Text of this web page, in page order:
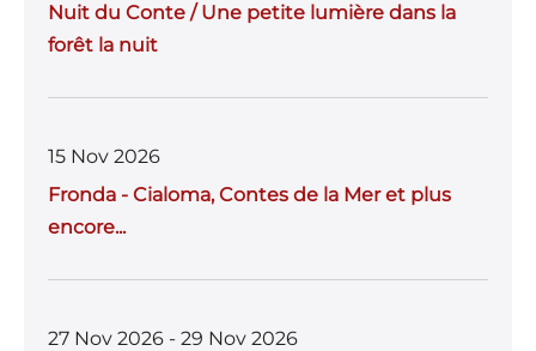
Nuit du Conte / Une petite lumière dans la
forêt la nuit
15 Nov 2026
Fronda - Cialoma, Contes de la Mer et plus
encore...
27 Nov 2026 - 29 Nov 2026